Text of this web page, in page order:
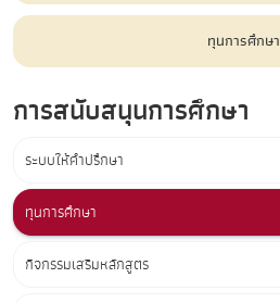
ทุนการศึกษา
การสนับสนุนการศึกษา
ระบบให้คำปรึกษา
ทุนการศึกษา
กิจกรรมเสริมหลักสูตร